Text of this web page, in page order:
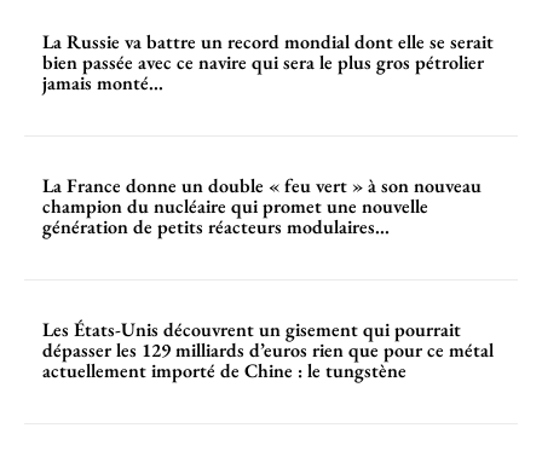
La Russie va battre un record mondial dont elle se serait
bien passée avec ce navire qui sera le plus gros pétrolier
jamais monté...
La France donne un double « feu vert » à son nouveau
champion du nucléaire qui promet une nouvelle
génération de petits réacteurs modulaires...
Les États-Unis découvrent un gisement qui pourrait
dépasser les 129 milliards d’euros rien que pour ce métal
actuellement importé de Chine : le tungstène